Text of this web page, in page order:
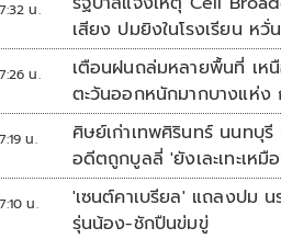
น.
เสียง ปมยิงในโรงเรียน ห
ตกเป็นเป้า
น.
เตือนฝนถล่มหลายพื้นที่ เห
ตะวันออกหนักมากบางแห่ง
70%
น.
ศิษย์เก่าเทพศิรินทร์ นนทบุรี
อดีตถูกบูลลี่ 'ยังเละเทะเหมื
ปีไม่เคยเปลี่ยน'
น.
'เซนต์คาเบรียล' แถลงปม น
รุ่นน้อง-ชักปืนข่มขู่